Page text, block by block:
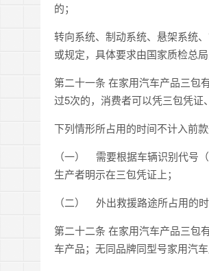
的；
转向系统、制动系统、悬架系统
或规定，具体要求由国家质检总局
第二十一条 在家用汽车产品三包
过5次的，消费者可以凭三包凭证
下列情形所占用的时间不计入前款
（一） 需要根据车辆识别代号
生产者明示在三包凭证上；
（二） 外出救援路途所占用的时
第二十二条 在家用汽车产品三包
车产品；无同品牌同型号家用汽